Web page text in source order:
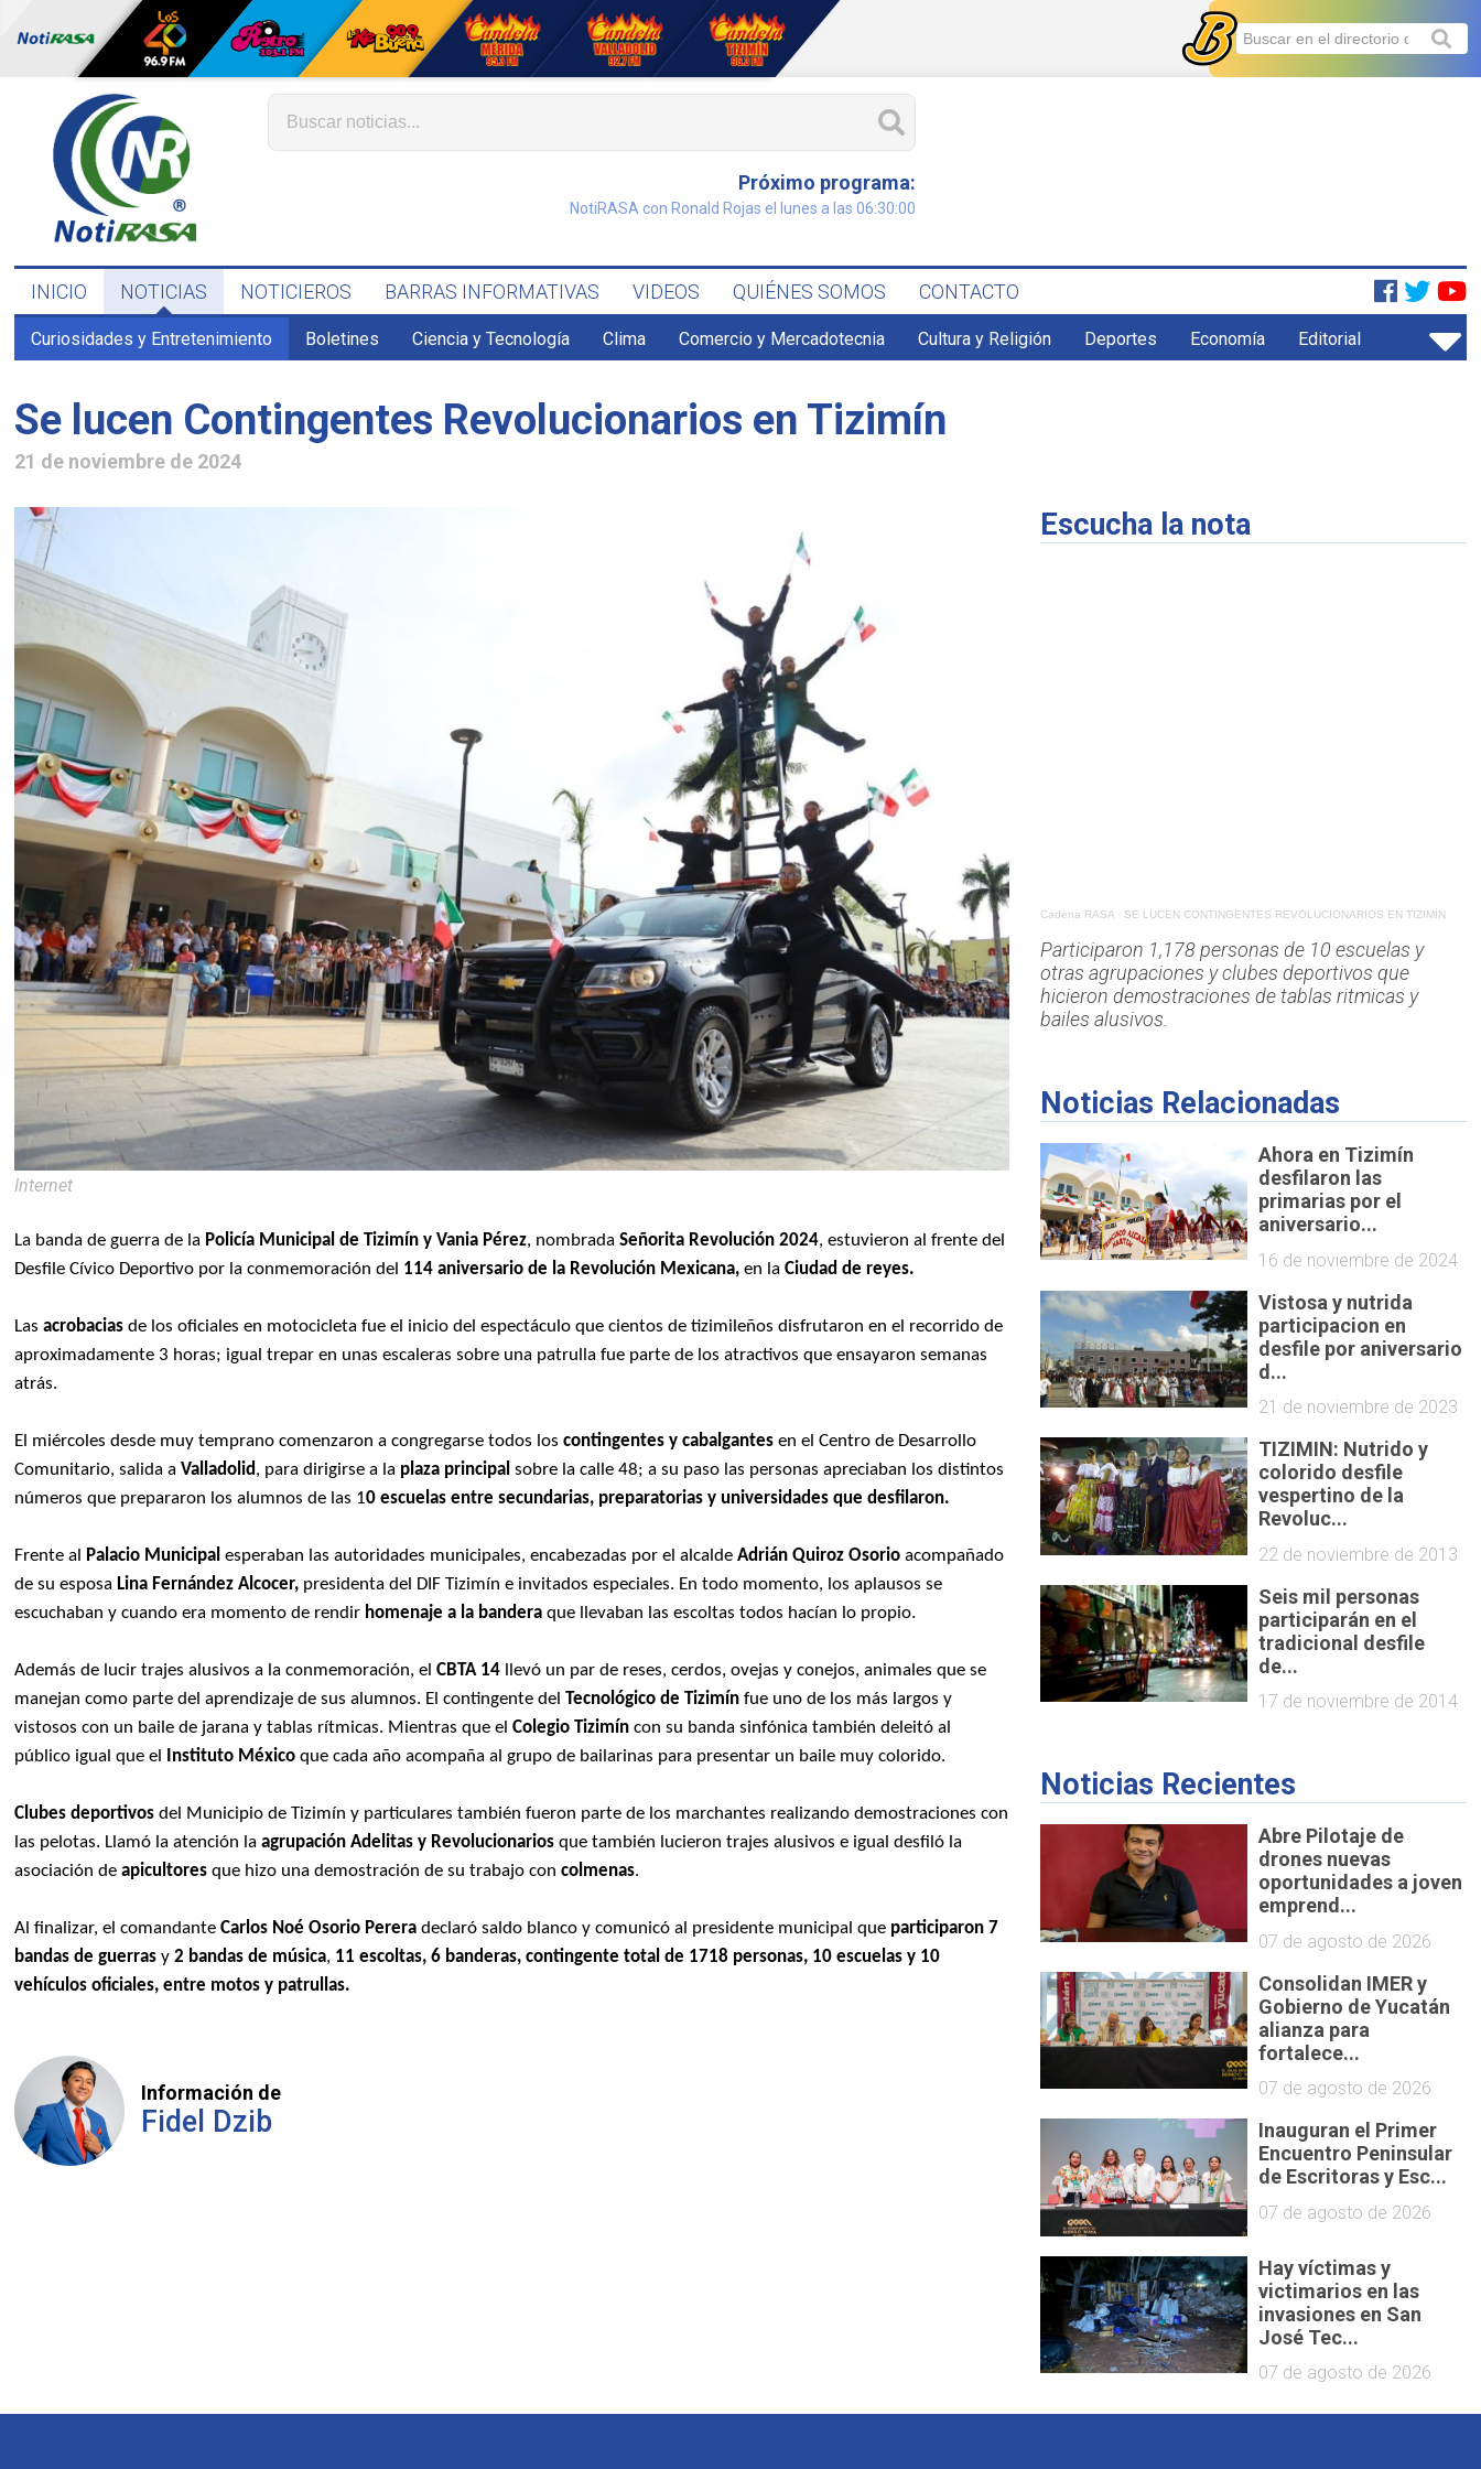
Próximo programa:
NotiRASA con Ronald Rojas el lunes a las 06:30:00
INICIO NOTICIAS NOTICIEROS BARRAS INFORMATIVAS VIDEOS QUIÉNES SOMOS CONTACTO
Curiosidades y Entretenimiento Boletines Ciencia y Tecnología Clima Comercio y Mercadotecnia Cultura y Religión Deportes Economía Editorial
Se lucen Contingentes Revolucionarios en Tizimín
21 de noviembre de 2024
Internet
La banda de guerra de la Policía Municipal de Tizimín y Vania Pérez, nombrada Señorita Revolución 2024, estuvieron al frente del
Desfile Cívico Deportivo por la conmemoración del 114 aniversario de la Revolución Mexicana, en laCiudad de reyes.
Lasacrobacias de los oficiales en motocicleta fue el inicio del espectáculo que cientos de tizimileños disfrutaron en el recorrido de
aproximadamente 3 horas; igual trepar en unas escaleras sobre una patrulla fue parte de los atractivos que ensayaron semanas
atrás.
El miércoles desde muy temprano comenzaron a congregarse todos los contingentes y cabalgantes en el Centro de Desarrollo
Comunitario, salida aValladolid, para dirigirse a la plaza principal sobre la calle 48; a su paso las personas apreciaban los distintos
números que prepararon los alumnos de las 10 escuelas entre secundarias, preparatorias y universidades que desfilaron.
Frente al Palacio Municipal esperaban las autoridades municipales, encabezadas por el alcaldeAdrián Quiroz Osorio acompañado
de su esposa Lina Fernández Alcocer, presidenta del DIF Tizimín e invitados especiales. En todo momento, los aplausos se
escuchaban y cuando era momento de rendir homenaje a la bandera que llevaban las escoltas todos hacían lo propio.
Además de lucir trajes alusivos a la conmemoración, elCBTA 14 llevó un par de reses, cerdos, ovejas y conejos, animales que se
manejan como parte del aprendizaje de sus alumnos. El contingente delTecnológico de Tizimín fue uno de los más largos y
vistosos con un baile de jarana y tablas rítmicas. Mientras que elColegio Tizimín con su banda sinfónica también deleitó al
público igual que el
Instituto México que cada año acompaña al grupo de bailarinas para presentar un baile muy colorido.
Clubes deportivos del Municipio de Tizimín y particulares también fueron parte de los marchantes realizando demostraciones con
las pelotas. Llamó la atención laagrupación Adelitas y Revolucionarios que también lucieron trajes alusivos e igual desfiló la
asociación deapicultores que hizo una demostración de su trabajo concolmenas.
Al finalizar, el comandanteCarlos Noé Osorio Perera declaró saldo blanco y comunicó al presidente municipal que participaron 7
bandas de guerras y2 bandas de música, 11 escoltas, 6 banderas, contingente total de 1718 personas, 10 escuelas y 10
vehículos oficiales, entre motos y patrullas.
Información de
Fidel Dzib
Escucha la nota
Cadena RASA· SE LUCEN CONTINGENTES REVOLUCIONARIOS EN TIZIMÍN
Participaron 1,178 personas de 10 escuelas y
otras agrupaciones y clubes deportivos que
hicieron demostraciones de tablas ritmicas y
bailes alusivos.
Noticias Relacionadas
Ahora en Tizimín
desfilaron las
primarias por el
aniversario...
16 de noviembre de 2024
Vistosa y nutrida
participacion en
desfile por aniversario
d...
21 de noviembre de 2023
TIZIMIN: Nutrido y
colorido desfile
vespertino de la
Revoluc...
22 de noviembre de 2013
Seis mil personas
participarán en el
tradicional desfile
de...
17 de noviembre de 2014
Noticias Recientes
Abre Pilotaje de
drones nuevas
oportunidades a joven
emprend...
07 de agosto de 2026
Consolidan IMER y
Gobierno de Yucatán
alianza para
fortalece...
07 de agosto de 2026
Inauguran el Primer
Encuentro Peninsular
de Escritoras y Esc...
07 de agosto de 2026
Hay víctimas y
victimarios en las
invasiones en San
José Tec...
07 de agosto de 2026